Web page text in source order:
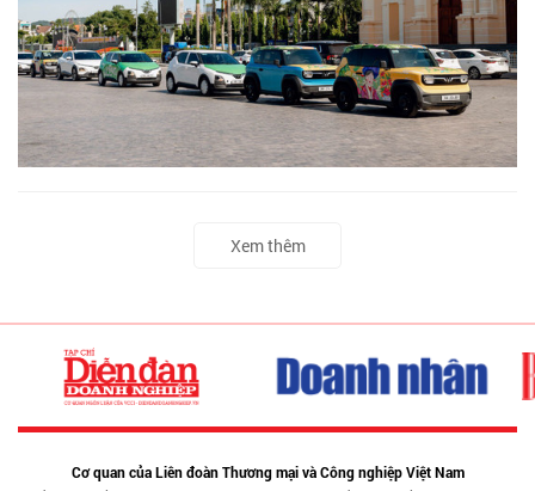
Xem thêm
Cơ quan của Liên đoàn Thương mại và Công nghiệp Việt Nam